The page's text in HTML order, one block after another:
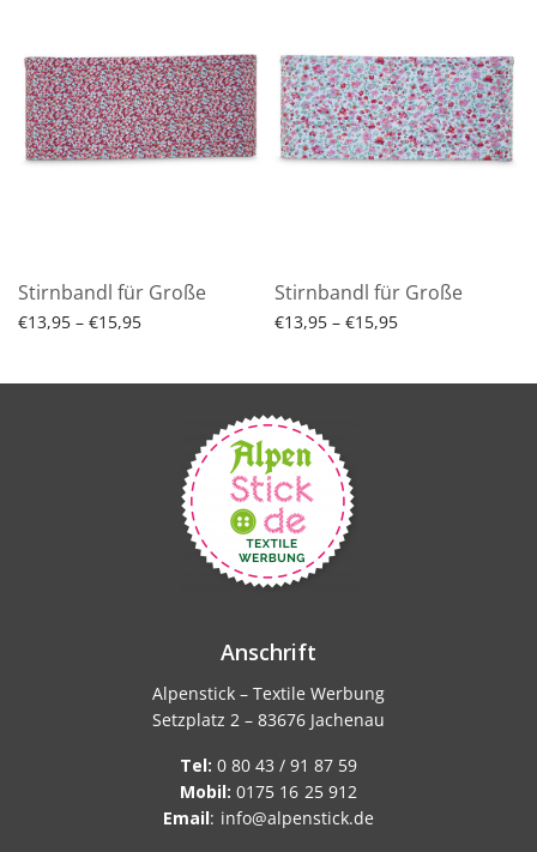
Stirnbandl für Große
€13,95 – €15,95Preisspanne:
Stirnbandl für Große
€13,95 – €15,95Preisspanne:
Anschrift
Alpenstick – Textile Werbung
Setzplatz 2 – 83676 Jachenau
Tel: 0 80 43 / 91 87 59
Mobil: 0175 16 25 912
Email: info@alpenstick.de